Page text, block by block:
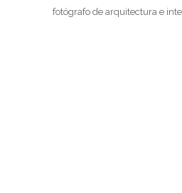
fotógrafo de arquitectura e